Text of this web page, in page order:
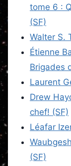
tome 6 :
(SF)
Walter S.
Étienne
Brigades
Laurent
Drew
chef! (SF)
Léafar
(SF)